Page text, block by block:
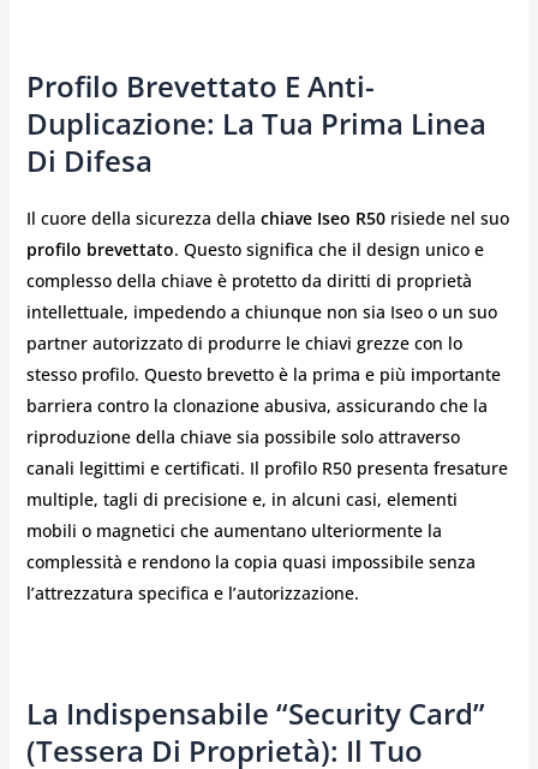
Profilo Brevettato E Anti-
Duplicazione: La Tua Prima Linea
Di Difesa
Il cuore della sicurezza della chiave Iseo R50risiede nel suo
profilo brevettato. Questo significa che il design unico e
complesso della chiave è protetto da diritti di proprietà
intellettuale, impedendo a chiunque non sia Iseo o un suo
partner autorizzato di produrre le chiavi grezze con lo
stesso profilo. Questo brevetto è la prima e più importante
barriera contro la clonazione abusiva, assicurando che la
riproduzione della chiave sia possibile solo attraverso
canali legittimi e certificati. Il profilo R50 presenta fresature
multiple, tagli di precisione e, in alcuni casi, elementi
mobili o magnetici che aumentano ulteriormente la
complessità e rendono la copia quasi impossibile senza
l’attrezzatura specifica e l’autorizzazione.
La Indispensabile “Security Card”
(Tessera Di Proprietà): Il Tuo